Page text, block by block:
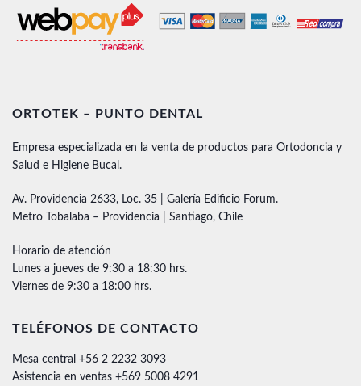
ORTOTEK – PUNTO DENTAL
Empresa especializada en la venta de productos para Ortodoncia y
Salud e Higiene Bucal.
Av. Providencia 2633, Loc. 35 | Galería Edificio Forum.
Metro Tobalaba – Providencia | Santiago, Chile
Horario de atención
Lunes a jueves de 9:30 a 18:30 hrs.
Viernes de 9:30 a 18:00 hrs.
TELÉFONOS DE CONTACTO
Mesa central +56 2 2232 3093
Asistencia en ventas +569 5008 4291